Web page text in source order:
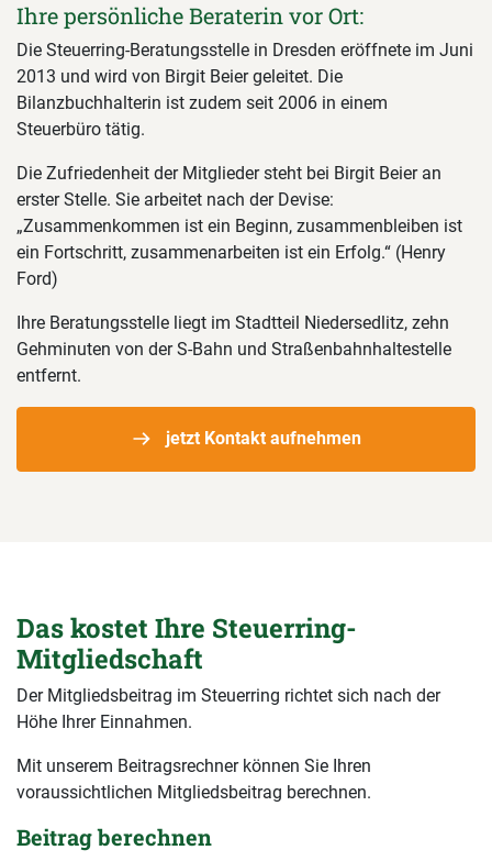
Ihre persönliche Beraterin vor Ort:
Die Steuerring-Beratungsstelle in Dresden eröffnete im Juni
2013 und wird von Birgit Beier geleitet. Die
Bilanzbuchhalterin ist zudem seit 2006 in einem
Steuerbüro tätig.
Die Zufriedenheit der Mitglieder steht bei Birgit Beier an
erster Stelle. Sie arbeitet nach der Devise:
„Zusammenkommen ist ein Beginn, zusammenbleiben ist
ein Fortschritt, zusammenarbeiten ist ein Erfolg.“ (Henry
Ford)
Ihre Beratungsstelle liegt im Stadtteil Niedersedlitz, zehn
Gehminuten von der S-Bahn und Straßenbahnhaltestelle
entfernt.
jetzt Kontakt aufnehmen
Das kostet Ihre Steuerring-
Mitgliedschaft
Der Mitgliedsbeitrag im Steuerring richtet sich nach der
Höhe Ihrer Einnahmen.
Mit unserem Beitragsrechner können Sie Ihren
voraussichtlichen Mitgliedsbeitrag berechnen.
Beitrag berechnen